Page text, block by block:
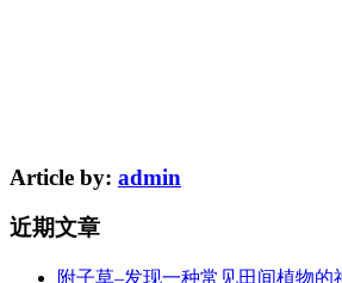
Article by: admin
近期文章
附子草–发现一种常见田间植物的